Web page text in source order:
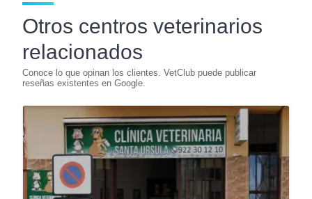
Otros centros veterinarios
relacionados